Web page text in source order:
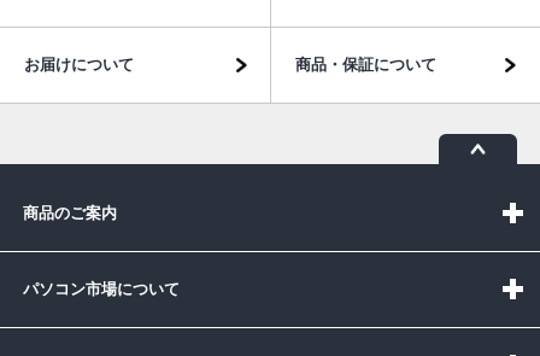
お届けについて 商品・保証について
商品のご案内
パソコン市場について